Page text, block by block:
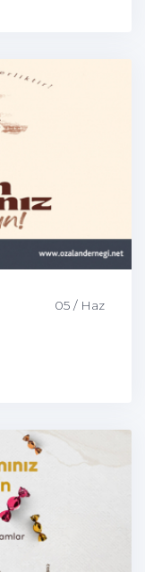
05 / Haz